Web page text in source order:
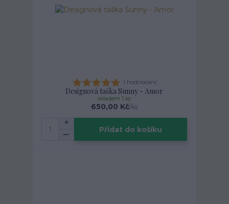
1 hodnocení
Designová taška Sunny - Amor
650,00 Kč/ks
skladem 1 ks
Přidat do košíku